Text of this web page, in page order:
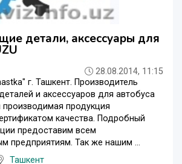
детали, аксессуары для
28.08.2014, 11:15
г. Ташкент. Производитель
и аксессуаров для автобуса
производимая продукция
качества. Подробный
предоставим всем
предприятиям. Так же нашим ...
Ташкент